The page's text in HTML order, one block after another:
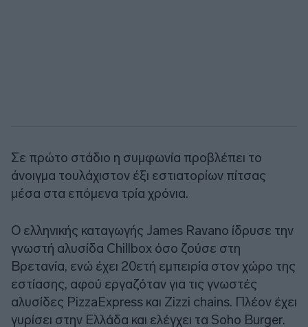
Σε πρώτο στάδιο η συμφωνία προβλέπει το
άνοιγμα τουλάχιστον έξι εστιατορίων πίτσας
μέσα στα επόμενα τρία χρόνια.
Ο ελληνικής καταγωγής James Ravano ίδρυσε την
γνωστή αλυσίδα Chillbox όσο ζούσε στη
Βρετανία, ενώ έχει 20ετή εμπειρία στον χώρο της
εστίασης, αφού εργαζόταν για τις γνωστές
αλυσίδες PizzaExpress και Zizzi chains. Πλέον έχει
γυρίσει στην Ελλάδα και ελέγχει τα Soho Burger.